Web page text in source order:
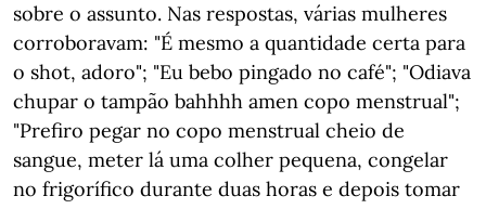
sobre o assunto. Nas respostas, várias mulheres
corroboravam: "É mesmo a quantidade certa para
o shot, adoro"; "Eu bebo pingado no café"; "Odiava
chupar o tampão bahhhh amen copo menstrual";
"Prefiro pegar no copo menstrual cheio de
sangue, meter lá uma colher pequena, congelar
no frigorífico durante duas horas e depois tomar